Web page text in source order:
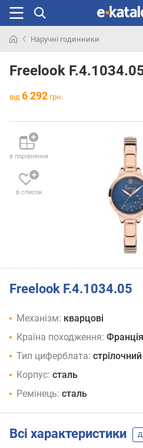
раніше
Наручні годинники
Freelook
від 6 292 грн.
в порівняння
в список
Freelook F.4.1034.05
Механізм: кварцові
Країна походження: Франція
Тип циферблата: стрілочний
Корпус: сталь
Ремінець: сталь
Всі характеристики